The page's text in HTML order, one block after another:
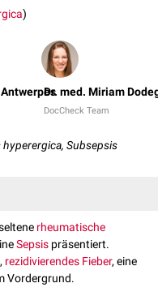
)
Dr. med. Miriam
DocCheck Team
Subsepsis
rheumatische
Sepsis präsentiert.
, rezidivierendes Fieber, eine
Vordergrund.